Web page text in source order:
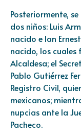
Posteriormente,
dos niños: Luis
nacido e Ian
nacido, los
Alcaldesa; el
Pablo Gutiérrez
Registro Civil,
mexicanos;
nupcias ante la
Pacheco.